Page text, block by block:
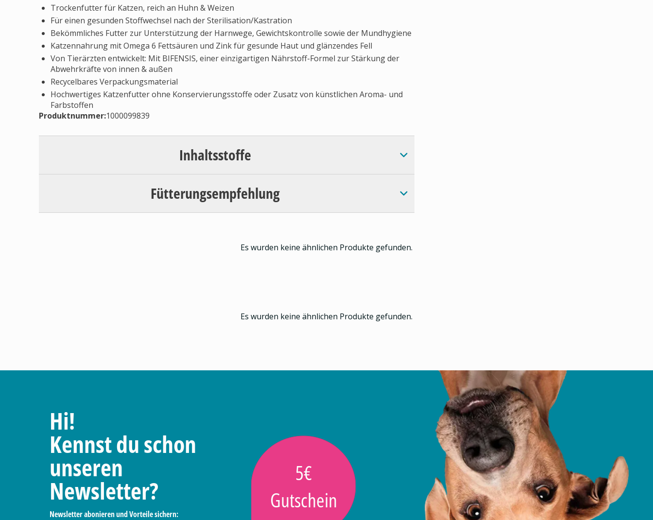
Trockenfutter für Katzen, reich an Huhn & Weizen
Für einen gesunden Stoffwechsel nach der Sterilisation/Kastration
Bekömmliches Futter zur Unterstützung der Harnwege, Gewichtskontrolle sowie der Mundhygiene
Katzennahrung mit Omega 6 Fettsäuren und Zink für gesunde Haut und glänzendes Fell
Von Tierärzten entwickelt: Mit BIFENSIS, einer einzigartigen Nährstoff-Formel zur Stärkung der
Abwehrkräfte von innen & außen
Recycelbares Verpackungsmaterial
Hochwertiges Katzenfutter ohne Konservierungsstoffe oder Zusatz von künstlichen Aroma- und
Farbstoffen
Produktnummer:1000099839
Inhaltsstoffe
Fütterungsempfehlung
Es wurden keine ähnlichen Produkte gefunden.
Es wurden keine ähnlichen Produkte gefunden.
Hi!
Kennst du schon
unseren
Newsletter?
Newsletter abonieren und Vorteile sichern:
5€
Gutschein